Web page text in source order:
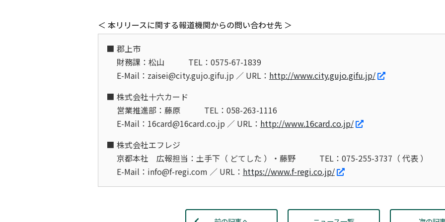
＜ 本リリースに関する報道機関からの問い合わせ先 ＞
郡上市
財務課：松山
TEL：0575-67-1839
E-Mail：zaisei@city.gujo.gifu.jp ／ URL： http://www.city.gujo.gifu.jp/
株式会社十六カード
営業推進部：藤原
TEL：058-263-1116
E-Mail：16card@16card.co.jp ／ URL： http://www.16card.co.jp/
株式会社エフレジ
京都本社 広報担当：土手下（ どてした ）・藤野
TEL：075-255-3737（ 代表 ）
E-Mail：info@f-regi.com ／ URL： https://www.f-regi.co.jp/